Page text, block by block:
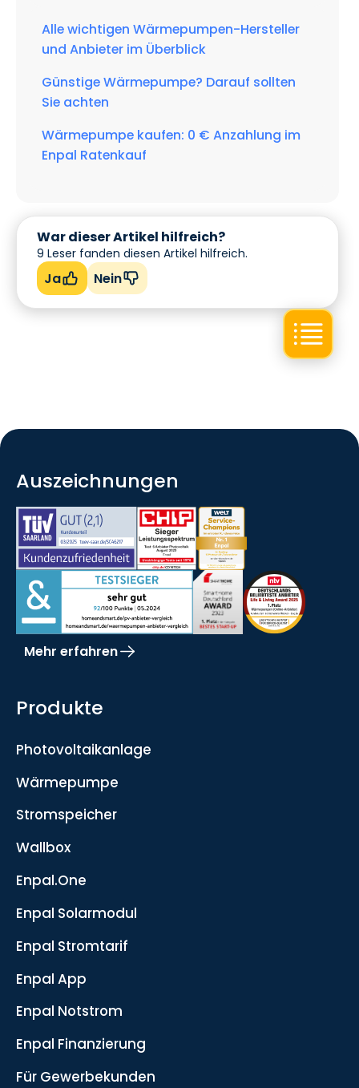
Alle wichtigen Wärmepumpen-Hersteller
und Anbieter im Überblick
Günstige Wärmepumpe? Darauf sollten
Sie achten
Wärmepumpe kaufen: 0 € Anzahlung im
Enpal Ratenkauf
War dieser Artikel hilfreich?
9 Leser fanden diesen Artikel hilfreich.
Ja Nein
Auszeichnungen
Mehr erfahren
Produkte
Photovoltaikanlage
Wärmepumpe
Stromspeicher
Wallbox
Enpal.One
Enpal Solarmodul
Enpal Stromtarif
Enpal App
Enpal Notstrom
Enpal Finanzierung
Für Gewerbekunden